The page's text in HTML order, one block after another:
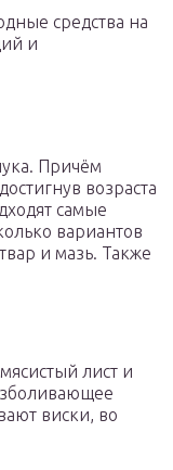
средства на
и
Причём
возраста
самые
вариантов
и мазь. Также
лист и
виски, во